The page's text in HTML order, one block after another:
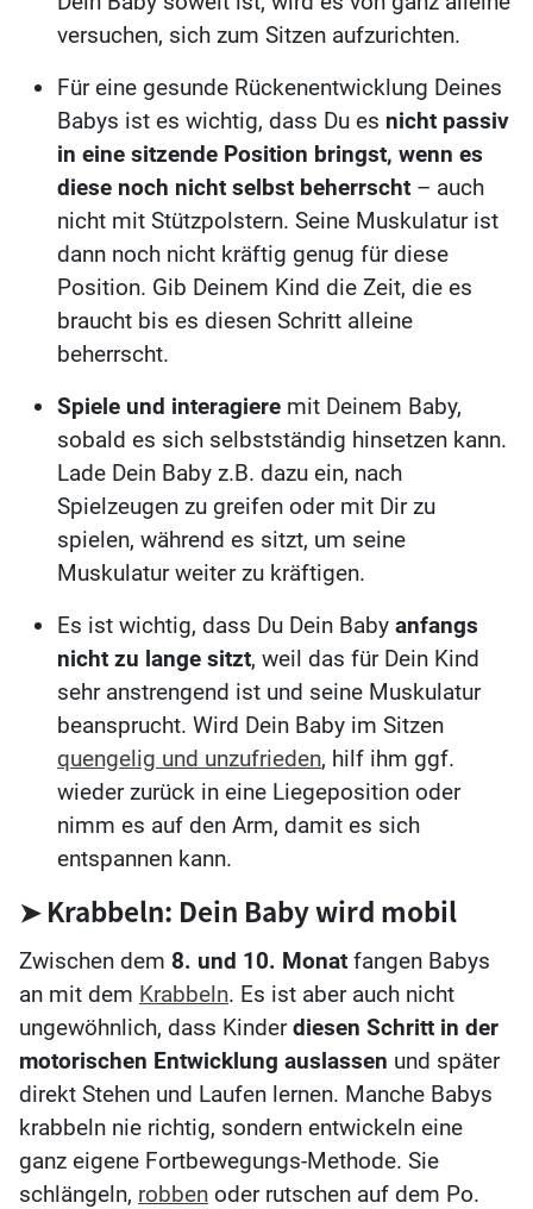
versuchen, sich zum Sitzen aufzurichten.
Für eine gesunde Rückenentwicklung Deines
Babys ist es wichtig, dass Du es nicht passiv
in eine sitzende Position bringst, wenn es
diese noch nicht selbst beherrscht – auch
nicht mit Stützpolstern. Seine Muskulatur ist
dann noch nicht kräftig genug für diese
Position. Gib Deinem Kind die Zeit, die es
braucht bis es diesen Schritt alleine
beherrscht.
Spiele und interagiere mit Deinem Baby,
sobald es sich selbstständig hinsetzen kann.
Lade Dein Baby z.B. dazu ein, nach
Spielzeugen zu greifen oder mit Dir zu
spielen, während es sitzt, um seine
Muskulatur weiter zu kräftigen.
Es ist wichtig, dass Du Dein Baby anfangs
nicht zu lange sitzt, weil das für Dein Kind
sehr anstrengend ist und seine Muskulatur
beansprucht. Wird Dein Baby im Sitzen
quengelig und unzufrieden, hilf ihm ggf.
wieder zurück in eine Liegeposition oder
nimm es auf den Arm, damit es sich
entspannen kann.
➤ Krabbeln: Dein Baby wird mobil
Zwischen dem 8. und 10. Monat fangen Babys
an mit dem Krabbeln. Es ist aber auch nicht
ungewöhnlich, dass Kinderdiesen Schritt in der
motorischen Entwicklung auslassen und später
direkt Stehen und Laufen lernen. Manche Babys
krabbeln nie richtig, sondern entwickeln eine
ganz eigene Fortbewegungs-Methode. Sie
schlängeln, robben oder rutschen auf dem Po.